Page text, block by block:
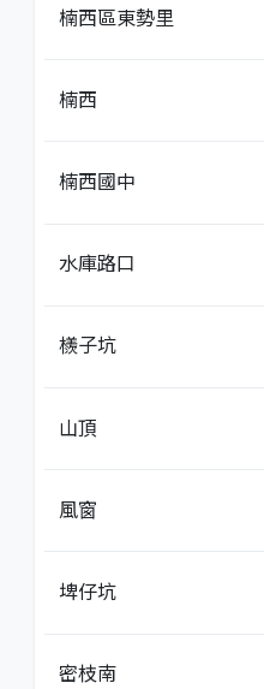
楠西區東勢里
楠西
楠西國中
水庫路口
檨子坑
山頂
風窗
埤仔坑
密枝南